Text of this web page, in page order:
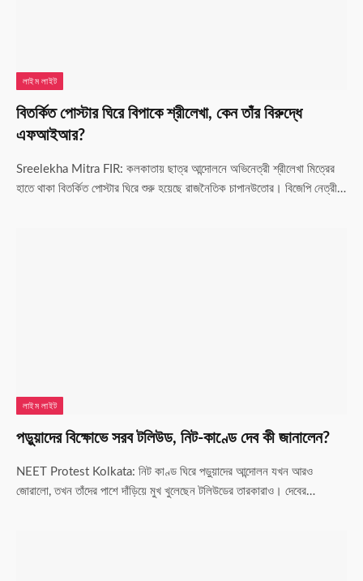
লাইম লাইট
বিতর্কিত পোস্টার ঘিরে বিপাকে শ্রীলেখা, কেন তাঁর বিরুদ্ধে
এফআইআর?
Sreelekha Mitra FIR: কলকাতায় ছাত্র আন্দোলনে অভিনেত্রী শ্রীলেখা মিত্রের
হাতে থাকা বিতর্কিত পোস্টার ঘিরে শুরু হয়েছে রাজনৈতিক চাপানউতোর। বিজেপি নেত্রী…
লাইম লাইট
পড়ুয়াদের বিক্ষোভে সরব টলিউড, নিট-কাণ্ডে দেব কী জানালেন?
NEET Protest Kolkata: নিট কাণ্ড ঘিরে পড়ুয়াদের আন্দোলন যখন আরও
জোরালো, তখন তাঁদের পাশে দাঁড়িয়ে মুখ খুলেছেন টলিউডের তারকারাও। দেবের…